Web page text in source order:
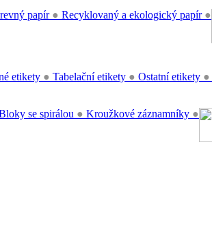
papír ● Recyklovaný a ekologický papír ●
etikety ● Tabelační etikety ● Ostatní etikety ●
se spirálou ● Kroužkové záznamníky ●